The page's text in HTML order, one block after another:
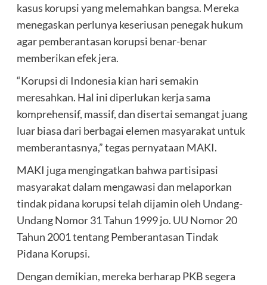
kasus korupsi yang melemahkan bangsa. Mereka
menegaskan perlunya keseriusan penegak hukum
agar pemberantasan korupsi benar-benar
memberikan efek jera.
“Korupsi di Indonesia kian hari semakin
meresahkan. Hal ini diperlukan kerja sama
komprehensif, massif, dan disertai semangat juang
luar biasa dari berbagai elemen masyarakat untuk
memberantasnya,” tegas pernyataan MAKI.
MAKI juga mengingatkan bahwa partisipasi
masyarakat dalam mengawasi dan melaporkan
tindak pidana korupsi telah dijamin oleh Undang-
Undang Nomor 31 Tahun 1999 jo. UU Nomor 20
Tahun 2001 tentang Pemberantasan Tindak
Pidana Korupsi.
Dengan demikian, mereka berharap PKB segera